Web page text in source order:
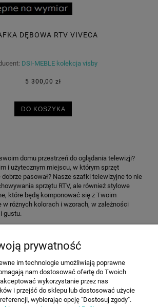
DĘBOWA RTV VIVECA
DSI-MEBLE kolekcja visby
5 300,00 zł
DO KOSZYKA
domu przestrzeń do oglądania telewizji?
i użytecznym miejscu, w którym sprzęt
pasował? Nasze szafki telewizyjne to nie
sprzętu RTV, ale również stylowe
które będą komponować się z Twoim
w różnych kolorach i wzorach, w zależności
gustu.
O FIRMIE
MOJE KONTO
prywatność
im technologie umożliwiają poprawne
nam dostosować ofertę do Twoich
wykorzystanie przez nas
i przejść do sklepu lub dostosować użycie
wybierając opcję "Dostosuj zgody".